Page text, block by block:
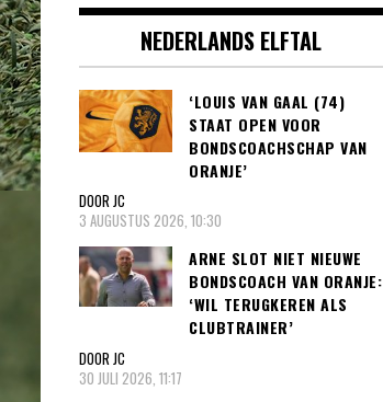
NEDERLANDS ELFTAL
‘LOUIS VAN GAAL (74)
STAAT OPEN VOOR
BONDSCOACHSCHAP VAN
ORANJE’
DOOR JC
3 AUGUSTUS 2026, 10:30
ARNE SLOT NIET NIEUWE
BONDSCOACH VAN ORANJE:
‘WIL TERUGKEREN ALS
CLUBTRAINER’
DOOR JC
30 JULI 2026, 11:17